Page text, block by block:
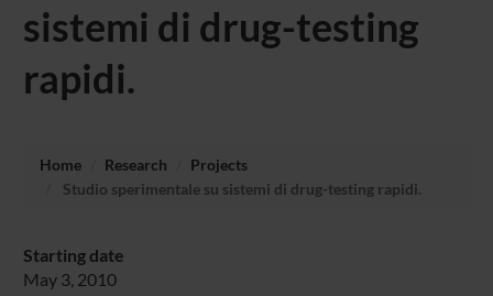
sistemi di drug-testing
rapidi.
Home Research
Projects
Studio sperimentale su sistemi di drug-testing rapidi.
Starting date
May 3, 2010